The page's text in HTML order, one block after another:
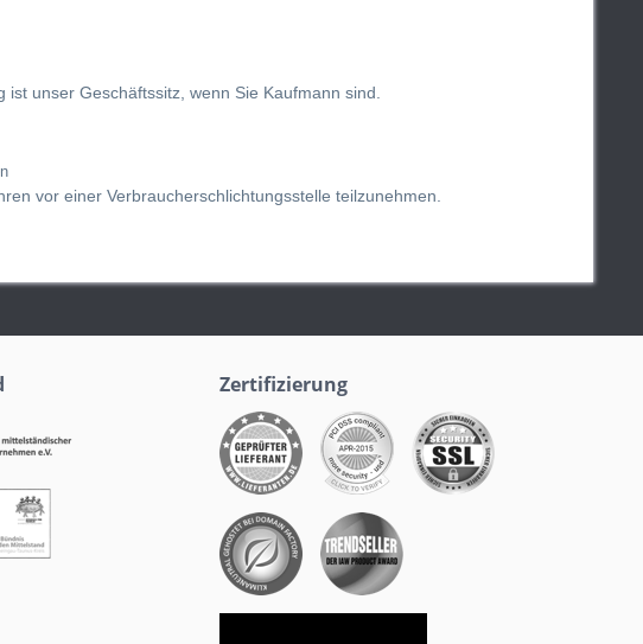
unser Geschäftssitz, wenn Sie Kaufmann sind.
vor einer Verbraucherschlichtungsstelle teilzunehmen.
Zertifizierung